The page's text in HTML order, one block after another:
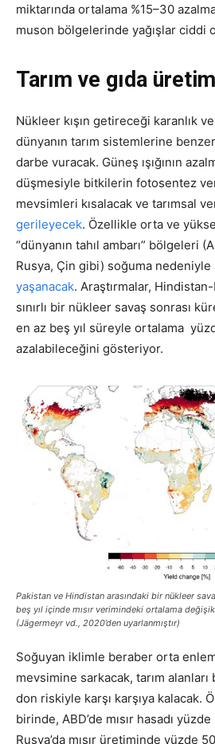
miktarında ortalama %15–30
muson bölgelerinde yağışlar ciddi
Tarım ve gıda
Nükleer kışın getireceği karanlık
dünyanın tarım sistemlerine
darbe vuracak. Güneş ışığının
düşmesiyle bitkilerin fotosentez
mevsimleri kısalacak ve tarımsal
gerileyecek. Özellikle orta ve
“dünyanın tahıl ambarı” bölgeleri
Rusya, Çin gibi) soğuma nedeniyle
yaşanacak. Araştırmalar,
sınırlı bir nükleer savaş sonrası
en az beş yıl süreyle ortalama
azalabileceğini gösteriyor.
Pakistan ve Hindistan arasındaki bir nükleer
beş yıl içinde mısır verimindeki ortalama
(Jägermeyr vd., 2020’den uyarlanmıştır)
Soğuyan iklimle beraber orta
mevsimine sarkacak, tarım
don riskiyle karşı karşıya kalacak.
birinde, ABD’de mısır hasadı
Rusya’da mısır üretiminde yüzde